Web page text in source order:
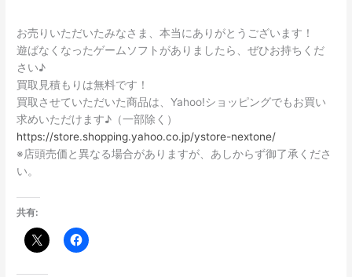
お売りいただいたみなさま、本当にありがとうございます！
遊ばなくなったゲームソフトがありましたら、ぜひお持ちくだ
さい♪
買取見積もりは無料です！
買取させていただいた商品は、Yahoo!ショッピングでもお買い
求めいただけます♪（一部除く）
https://store.shopping.yahoo.co.jp/ystore-nextone/
※店頭売価と異なる場合がありますが、あしからず御了承くださ
い。
共有: